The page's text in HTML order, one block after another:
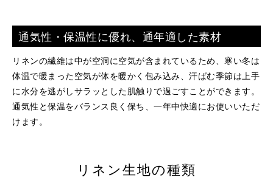
通気性・保温性に優れ、通年適した素材
リネンの繊維は中が空洞に空気が含まれているため、寒い冬は
体温で暖まった空気が体を暖かく包み込み、汗ばむ季節は上手
に水分を逃がしサラッとした肌触りで過ごすことができます。
通気性と保温をバランス良く保ち、一年中快適にお使いいただ
けます。
リネン生地の種類